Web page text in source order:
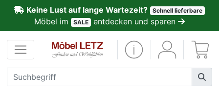
Keine Lust auf lange Wartezeit? Schnell lieferbare
Möbel im SALE entdecken und sparen
Kundenmeinungen
Anmelden
PREMIUM